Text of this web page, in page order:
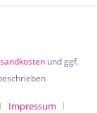
und ggf.
Impressum